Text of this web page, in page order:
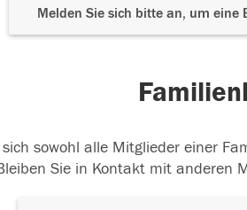
Melden Sie sich bitte an, um eine
sowohl alle Mitglieder einer
Sie in Kontakt mit anderen